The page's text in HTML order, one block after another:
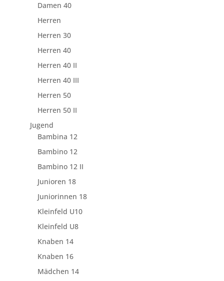
Damen 40
Herren
Herren 30
Herren 40
Herren 40 II
Herren 40 III
Herren 50
Herren 50 II
Jugend
Bambina 12
Bambino 12
Bambino 12 II
Junioren 18
Juniorinnen 18
Kleinfeld U10
Kleinfeld U8
Knaben 14
Knaben 16
Mädchen 14